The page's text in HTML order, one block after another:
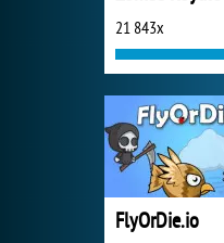
21 843x
FlyOrDie.io